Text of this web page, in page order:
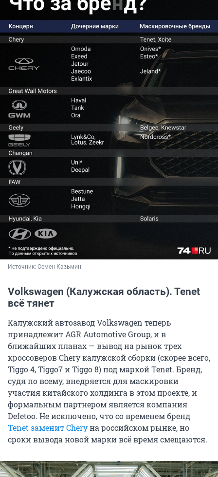
Источник: Семен Казьмин
Volkswagen (Калужская область). Tenet
всё тянет
Калужский автозавод Volkswagen теперь
принадлежит AGR Automotive Group, и в
ближайших планах — вывод на рынок трех
кроссоверов Chery калужской сборки (скорее всего,
Tiggo 4, Tiggo7 и Tiggo 8) под маркой Tenet. Бренд,
судя по всему, внедряется для маскировки
участия китайского холдинга в этом проекте, и
формальным партнером является компания
Defetoo. Не исключено, что со временем бренд
Tenet заменит Cheryна российском рынке, но
сроки вывода новой марки всё время смещаются.